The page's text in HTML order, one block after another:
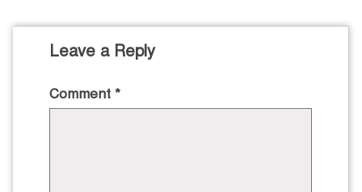
Leave a Reply
Comment *